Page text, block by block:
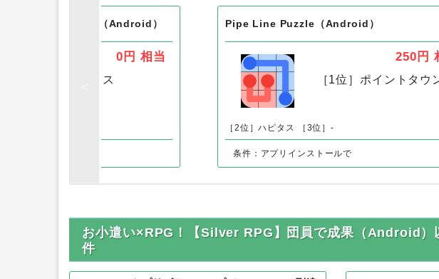
この案件を見た人はこちらも見ています
Pipe Line Puzzle（Android）
［1位］
条件：アプリインストールで